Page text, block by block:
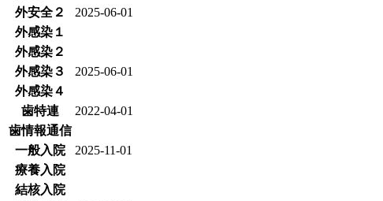
外安全２
2025-06-01
外感染１
外感染２
外感染３
2025-06-01
外感染４
歯特連
2022-04-01
歯情報通信
一般入院
2025-11-01
療養入院
結核入院